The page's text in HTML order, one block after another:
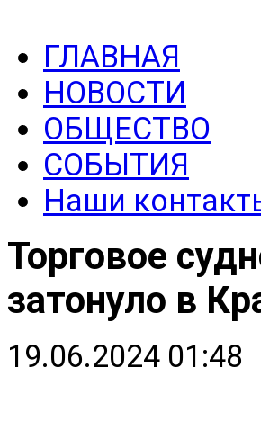
ГЛАВНАЯ
НОВОСТИ
ОБЩЕСТВО
СОБЫТИЯ
Наши
Торговое
затонуло в
19.06.2024 01:48